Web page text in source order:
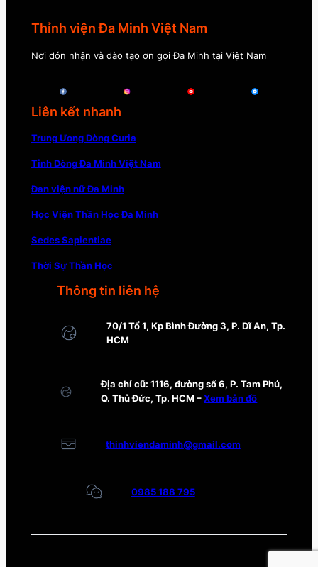
Thỉnh viện Đa Minh Việt Nam
Nơi đón nhận và đào tạo ơn gọi Đa Minh tại Việt Nam
Liên kết nhanh
Trung Ương Dòng Curia
Tỉnh Dòng Đa Minh Việt Nam
Đan viện nữ Đa Minh
Học Viện Thần Học Đa Minh
Sedes Sapientiae
Thời Sự Thần Học
Thông tin liên hệ
70/1 Tổ 1, Kp Bình Đường 3, P. Dĩ An, Tp.
HCM
Địa chỉ cũ: 1116, đường số 6, P. Tam Phú,
Q. Thủ Đức, Tp. HCM –Xem bản đồ
thinhviendaminh@gmail.com
0985 188 795